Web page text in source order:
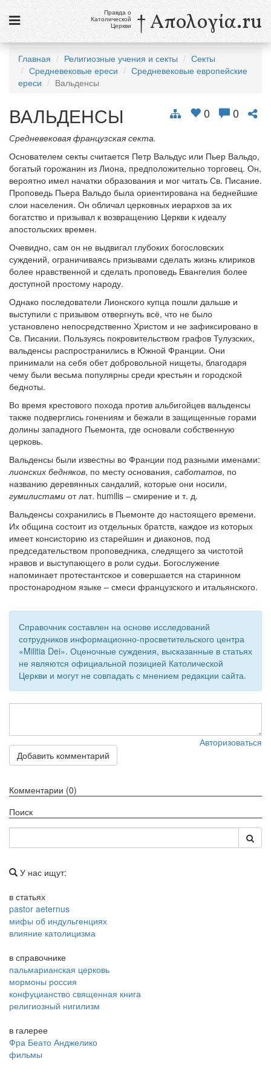
Новости
Галерея
Ссылки
Религиозные учения и секты, справочник
8 августа
см. календарь
mail@apologia.ru
Отправить сообщение
Вход
Правда о
Католической
Церкви † Απολογία.ru
Главная Религиозные учения и секты
Секты
Средневековые ереси
Средневековые европейские
ереси
Вальденсы
0 0
ВАЛЬДЕНСЫ
Средневековая французская секта.
Основателем секты считается Петр Вальдус или Пьер Вальдо,
богатый горожанин из Лиона, предположительно торговец. Он,
вероятно имел начатки образования и мог читать Св. Писание.
Проповедь Пьера Вальдо была ориентирована на беднейшие
слои населения. Он обличал церковных иерархов за их
богатство и призывал к возвращению Церкви к идеалу
апостольских времен.
Очевидно, сам он не выдвигал глубоких богословских
суждений, ограничиваясь призывами сделать жизнь клириков
более нравственной и сделать проповедь Евангелия более
доступной простому народу.
Однако последователи Лионского купца пошли дальше и
выступили с призывом отвергнуть всё, что не было
установлено непосредственно Христом и не зафиксировано в
Св. Писании. Пользуясь покровительством графов Тулузских,
вальденсы распространились в Южной Франции. Они
принимали на себя обет добровольной нищеты, благодаря
чему были весьма популярны среди крестьян и городской
бедноты.
Во время крестового похода против альбигойцев вальденсы
также подверглись гонениям и бежали в защищенные горами
долины западного Пьемонта, где основали собственную
церковь.
Вальденсы были известны во Франции под разными именами:
лионских бедняков, по месту основания, саботатов, по
названию деревянных сандалий, которые они носили,
гумилистами от лат. humilis – смирение и т. д.
Вальденсы сохранились в Пьемонте до настоящего времени.
Их община состоит из отдельных братств, каждое из которых
имеет консисторию из старейшин и диаконов, под
председательством проповедника, следящего за чистотой
нравов и выступающего в роли судьи. Богослужение
напоминает протестантское и совершается на старинном
простонародном языке – смеси французского и итальянского.
Справочник составлен на основе исследований
сотрудников информационно-просветительского центра
«Militia Dei». Оценочные суждения, высказанные в статьях
не являются официальной позицией Католической
Церкви и могут не совпадать с мнением редакции сайта.
Авторизоваться
Добавить комментарий
Комментарии (0)
Поиск
У нас ищут:
в статьях
pastor aeternus
мифы об индульгенциях
влияние католицизма
в справочнике
пальмарианская церковь
мормоны россия
конфуцианство священная книга
религиозный нигилизм
в галерее
Фра Беато Анджелико
фильмы